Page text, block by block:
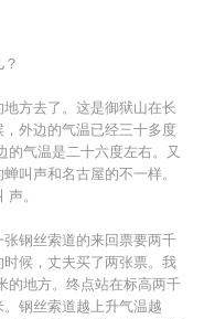
方去了。这是御狱山在长
外边的气温已经三十多度
的气温是二十六度左右。又
叫声和名古屋的不一样。
。
钢丝索道的来回票要两千
候，丈夫买了两张票。我
的地方。终点站在标高两千
钢丝索道越上升气温越